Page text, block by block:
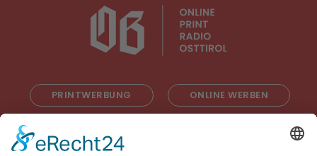
PRINTWERBUNG ONLINE WERBEN